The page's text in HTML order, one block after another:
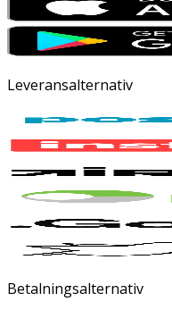
Leveransalternativ
Betalningsalternativ